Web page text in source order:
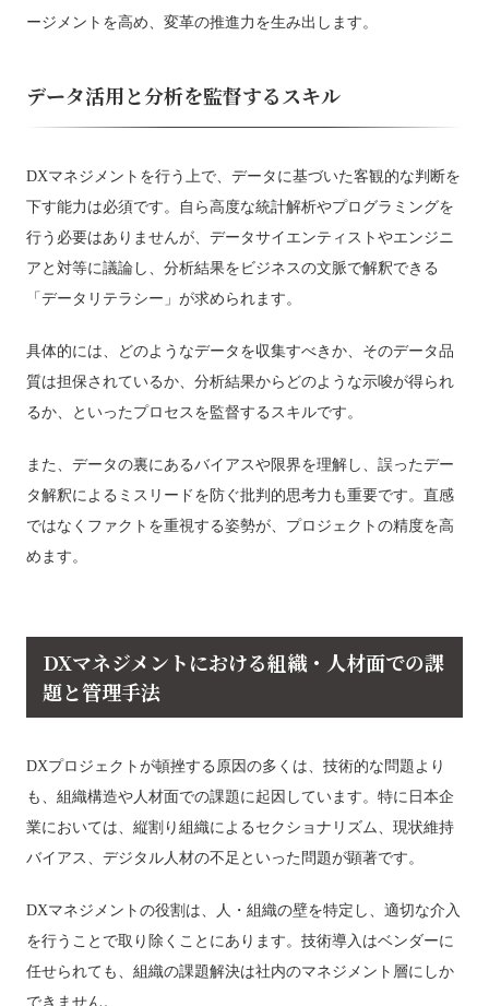
ージメントを高め、変革の推進力を生み出します。
データ活用と分析を監督するスキル
DXマネジメントを行う上で、データに基づいた客観的な判断を
下す能力は必須です。自ら高度な統計解析やプログラミングを
行う必要はありませんが、データサイエンティストやエンジニ
アと対等に議論し、分析結果をビジネスの文脈で解釈できる
「データリテラシー」が求められます。
具体的には、どのようなデータを収集すべきか、そのデータ品
質は担保されているか、分析結果からどのような示唆が得られ
るか、といったプロセスを監督するスキルです。
また、データの裏にあるバイアスや限界を理解し、誤ったデー
タ解釈によるミスリードを防ぐ批判的思考力も重要です。直感
ではなくファクトを重視する姿勢が、プロジェクトの精度を高
めます。
DXマネジメントにおける組織・人材面での課
題と管理手法
DXプロジェクトが頓挫する原因の多くは、技術的な問題より
も、組織構造や人材面での課題に起因しています。特に日本企
業においては、縦割り組織によるセクショナリズム、現状維持
バイアス、デジタル人材の不足といった問題が顕著です。
DXマネジメントの役割は、人・組織の壁を特定し、適切な介入
を行うことで取り除くことにあります。技術導入はベンダーに
任せられても、組織の課題解決は社内のマネジメント層にしか
できません。